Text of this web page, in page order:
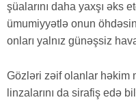
şüalarını daha yaxşı əks
ümumiyyətlə onun
onları yalnız günəşsiz
Gözləri zəif olanlar həkim
linzalarını da sirafiş edə